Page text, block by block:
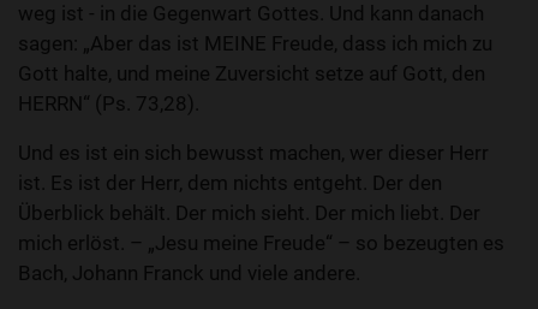
weg ist - in die Gegenwart Gottes. Und kann danach
sagen: „Aber das ist MEINE Freude, dass ich mich zu
Gott halte, und meine Zuversicht setze auf Gott, den
HERRN“ (Ps. 73,28).
Und es ist ein sich bewusst machen, wer dieser Herr
ist. Es ist der Herr, dem nichts entgeht. Der den
Überblick behält. Der mich sieht. Der mich liebt. Der
mich erlöst. – „Jesu meine Freude“ – so bezeugten es
Bach, Johann Franck und viele andere.